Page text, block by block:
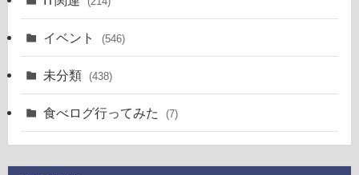
イベント (546)
未分類 (438)
食べログ行ってみた (7)